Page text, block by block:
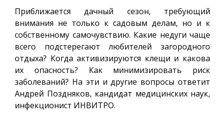
Приближается дачный сезон, требующий
внимания не только к садовым делам, но и к
собственному самочувствию. Какие недуги чаще
всего подстерегают любителей загородного
отдыха? Когда активизируются клещи и какова
их опасность? Как минимизировать риск
заболеваний? На эти и другие вопросы ответит
Андрей Поздняков, кандидат медицинских наук,
инфекционист ИНВИТРО.